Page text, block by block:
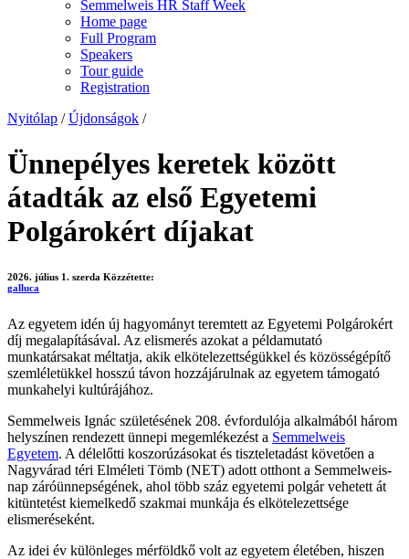
Semmelweis HR Staff Week
Home page
Full Program
Speakers
Tour guide
Registration
Nyitólap / Újdonságok /
Ünnepélyes keretek között
átadták az első Egyetemi
Polgárokért díjakat
2026. július 1. szerda Közzétette:
galluca
Az egyetem idén új hagyományt teremtett az Egyetemi Polgárokért
díj megalapításával. Az elismerés azokat a példamutató
munkatársakat méltatja, akik elkötelezettségükkel és közösségépítő
szemléletükkel hosszú távon hozzájárulnak az egyetem támogató
munkahelyi kultúrájához.
Semmelweis Ignác születésének 208. évfordulója alkalmából három
helyszínen rendezett ünnepi megemlékezést a Semmelweis
Egyetem. A délelőtti koszorúzásokat és tiszteletadást követően a
Nagyvárad téri Elméleti Tömb (NET) adott otthont a Semmelweis-
nap záróünnepségének, ahol több száz egyetemi polgár vehetett át
kitüntetést kiemelkedő szakmai munkája és elkötelezettsége
elismeréseként.
Az idei év különleges mérföldkő volt az egyetem életében, hiszen